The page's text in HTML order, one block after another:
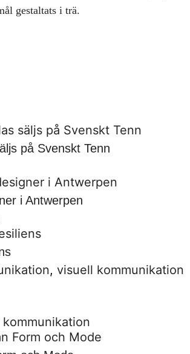
gestaltats i trä.
på Svenskt Tenn
i Antwerpen
, visuell kommunikation